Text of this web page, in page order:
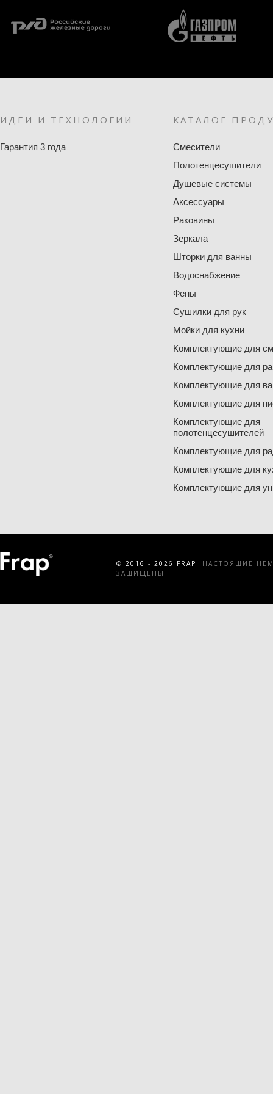
ИДЕИ И ТЕХНОЛОГИИ
Гарантия 3 года
КАТАЛОГ
Смесители
Полотенцесушители
Душевые системы
Аксессуары
Раковины
Зеркала
Шторки для ванны
Водоснабжение
Фены
Сушилки для рук
Мойки для кухни
Комплектующие для
Комплектующие для
Комплектующие для
Комплектующие для
Комплектующие для
полотенцесушителей
Комплектующие для
Комплектующие для
Комплектующие для
© 2016 - 2026 FRAP.
НАСТОЯЩИЕ
ЗАЩИЩЕНЫ